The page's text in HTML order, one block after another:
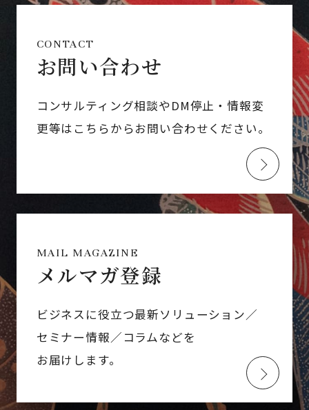
CONTACT
お問い合わせ
コンサルティング相談やDM停止・情報変
更等はこちらからお問い合わせください。
MAIL MAGAZINE
メルマガ登録
ビジネスに役立つ最新ソリューション／
セミナー情報／コラムなどを
お届けします。